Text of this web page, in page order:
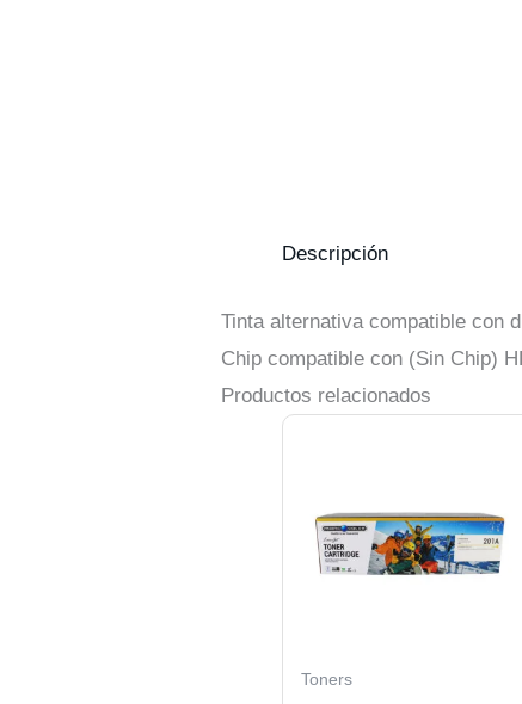
Descripción
Tinta alternativa compatible con
Chip compatible con (Sin Chip)
Productos relacionados
Toners